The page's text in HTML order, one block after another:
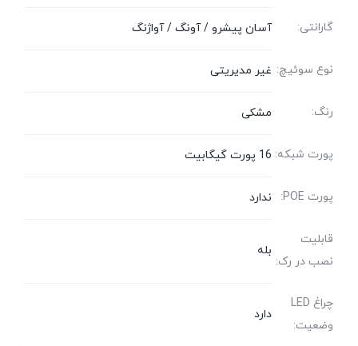
گارانتی: آسان پیشرو / آونگ / آواژنگ
نوع سوئیچ: غیر مدیریتی
رنگ: مشکی
پورت شبکه: 16 پورت گیگابیت
پورت POE: ندارد
قابلیت
نصب در رک:
بله
چراغ LED
وضعیت:
دارد